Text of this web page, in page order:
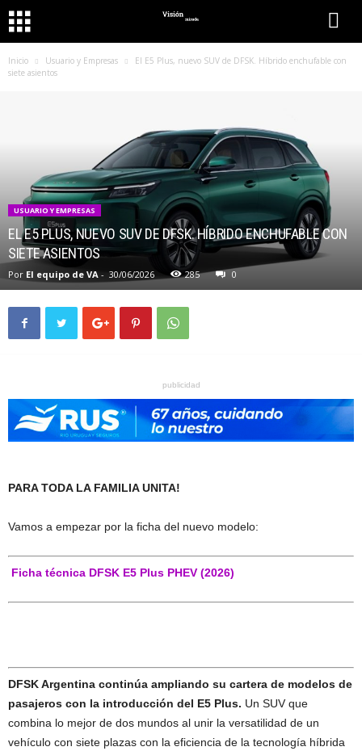
Inicio Usuario y Empresas
El E5 Plus, nuevo SUV de DFSK. Híbrido enchufable con
siete asientos
USUARIO Y EMPRESAS
EL E5 PLUS, NUEVO SUV DE DFSK. HÍBRIDO ENCHUFABLE CON
SIETE ASIENTOS
Por El equipo de VA - 30/06/2026 285 0
publicidad
PARA TODA LA FAMILIA UNITA!
Vamos a empezar por la ficha del nuevo modelo:
Ficha técnica DFSK E5 Plus PHEV (2026)
DFSK Argentina continúa ampliando su cartera de modelos de
pasajeros con la introducción del E5 Plus. Un SUV que
combina lo mejor de dos mundos al unir la versatilidad de un
vehículo con siete plazas con la eficiencia de la tecnología híbrida